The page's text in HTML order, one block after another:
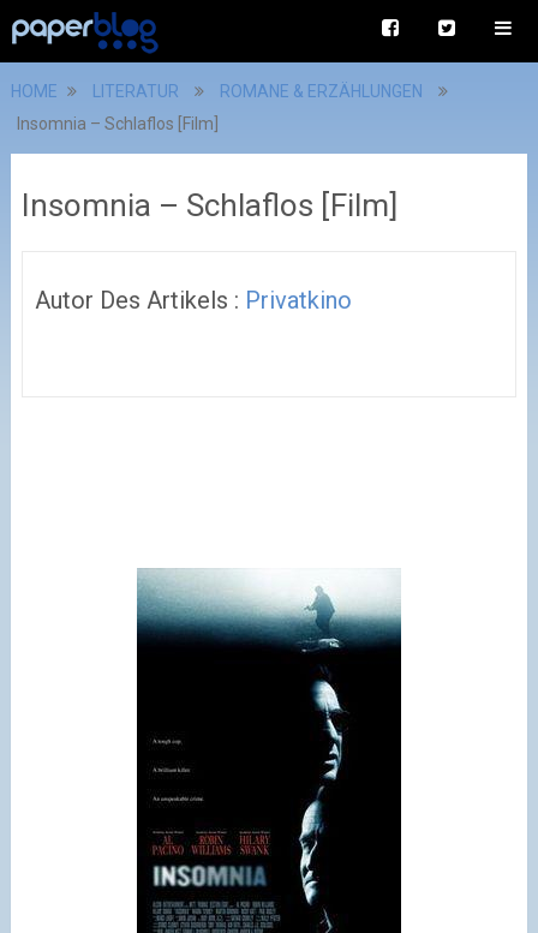
HOME LITERATUR
ROMANE & ERZÄHLUNGEN
Insomnia – Schlaflos [Film]
Insomnia – Schlaflos [Film]
Autor Des Artikels : Privatkino